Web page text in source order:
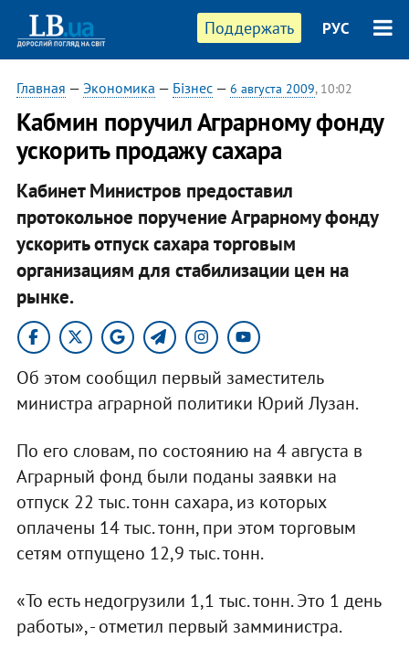
Поддержать РУС
Главная — Экономика — Бізнес— 6 августа 2009, 10:02
Кабмин поручил Аграрному фонду
ускорить продажу сахара
Кабинет Министров предоставил
протокольное поручение Аграрному фонду
ускорить отпуск сахара торговым
организациям для стабилизации цен на
рынке.
Об этом сообщил первый заместитель
министра аграрной политики Юрий Лузан.
По его словам, по состоянию на 4 августа в
Аграрный фонд были поданы заявки на
отпуск 22 тыс. тонн сахара, из которых
оплачены 14 тыс. тонн, при этом торговым
сетям отпущено 12,9 тыс. тонн.
«То есть недогрузили 1,1 тыс. тонн. Это 1 день
работы», - отметил первый замминистра.